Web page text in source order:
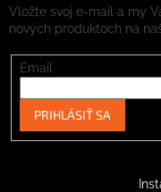
Vložte svoj e-mail a my
nových produktoch na
Email
PRIHLÁSIŤ SA